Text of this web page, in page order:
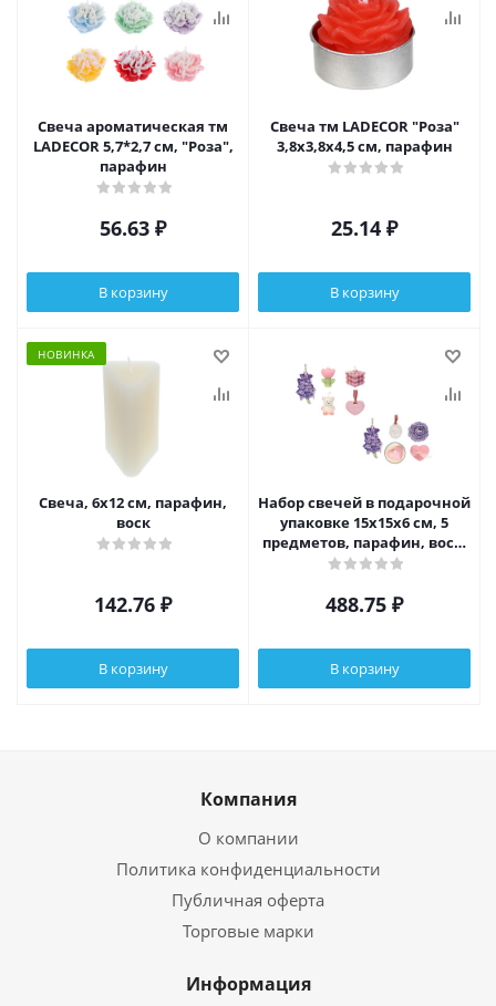
Свеча ароматическая тм
LADECOR 5,7*2,7 см, "Роза",
парафин
56.63 ₽
В корзину
Свеча тм LADECOR "Роза"
3,8x3,8x4,5 см, парафин
25.14 ₽
В корзину
НОВИНКА
Свеча, 6x12 см, парафин,
воск
142.76 ₽
В корзину
Набор свечей в подарочной
упаковке 15х15х6 см, 5
предметов, парафин, воск,
2 вида
488.75 ₽
В корзину
Компания
О компании
Политика конфиденциальности
Публичная оферта
Торговые марки
Информация